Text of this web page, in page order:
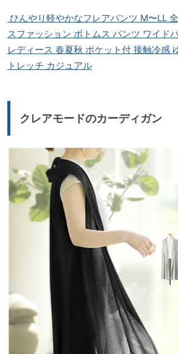
ひんやり軽やかなフレアパンツ M〜LL
スファッション ボトムス パンツ ワイド
レディース 春夏秋 ポケット付 接触冷感
トレッチ カジュアル
クレアモードのカーディガン